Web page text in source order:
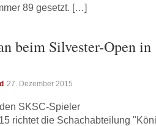
89 gesetzt. […]
beim Silvester-Open in
27. Dezember 2015
SKSC-Spieler
richtet die Schachabteilung